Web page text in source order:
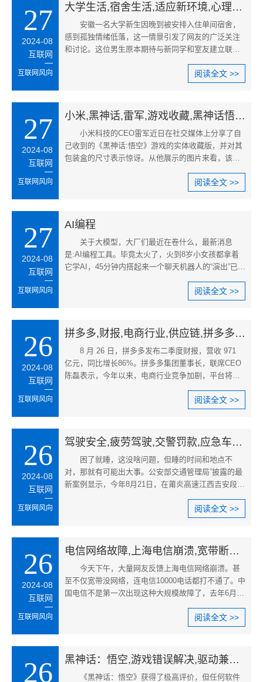
27
2024-08
互联网
互联网风向
大学生活,宿舍生活,适应新环境,心理健康,孤独的大学新生,单间宿舍体验
安徽一名大学新生因晚到被安排入住单间宿舍，
感到孤独情绪低落，这一情景引发了网友的广泛关注
和讨论。这位男生原本期待与新同学和室友建立联
阅读全文 >>
27
2024-08
互联网
互联网风向
小米,黑神话,雷军,游戏收藏,黑神话悟空游戏,小米游戏联合
小米科技的CEO雷军近日在社交媒体上分享了自
己收到的《黑神话:悟空》游戏的实体收藏版，并对其
包装盒的尺寸表示惊讶。从他展示的图片来看，该收
阅读全文 >>
27
2024-08
互联网
互联网风向
AI编程
关于大模型，大厂们最近在卷什么，最新消息
是:AI编程工具。毕竟太火了，火到8岁小女孩都拿着
它学AI，45分钟内搭起来一个聊天机器人的“演出”已经
阅读全文 >>
26
2024-08
互联网
互联网风向
拼多多,财报,电商行业,供应链,拼多多二季度营收,电商竞争加剧
8 月 26 日，拼多多发布二季度财报，营收 971
亿元，同比增长86%。拼多多集团董事长，联席CEO
陈磊表示，今年以来，电商行业竞争加剧，平台将投
阅读全文 >>
26
2024-08
互联网
互联网风向
驾驶安全,疲劳驾驶,交警罚款,应急车道,高速公路停车危险,长途驾驶休息建议
困了就睡，这没啥问题，但睡的时间和地点不
对，那就有可能出大事。公安部交通管理局”披露的最
新案例显示，今年8月21日，在莆炎高速江西吉安段，
阅读全文 >>
26
2024-08
互联网
互联网风向
电信网络故障,上海电信崩溃,宽带断网问题,电信抢修进展,上海电信断网情况,电信网络崩溃原因
今天下午，大量网友反馈上海电信网络崩溃。甚
至不仅宽带没网络，连电信10000电话都打不通了。中
国电信不是第一次出现这种大规模故障了，去年6月就
阅读全文 >>
26 黑神话：悟空,游戏错误解决,驱动兼容性,显存不足问题,黑神话安装错误解决,显存不足编译报错
《黑神话：悟空》获得了极高评价，但任何软件